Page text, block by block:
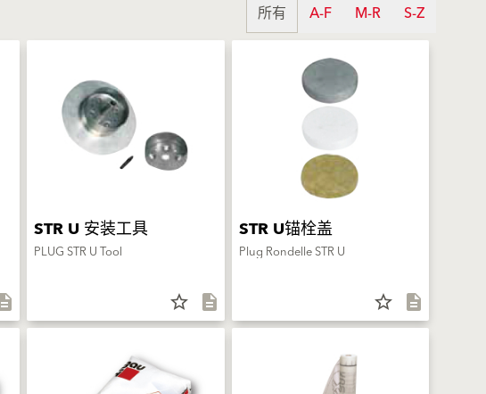
所有 A-F M-R S-Z
description
STR U 安装工具
PLUG STR U Tool
star_border description
STR U锚栓盖
Plug Rondelle STR U
star_border description